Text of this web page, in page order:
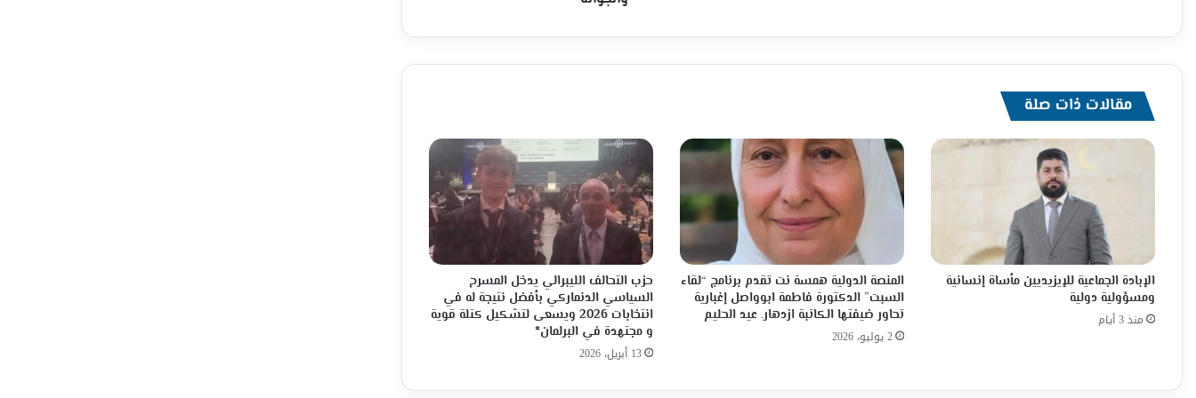
الإعلام
التطوعية
مقالات ذات صلة
الإبادة الجماعية للإيزيديين مأساة إنسانية
ومسؤولية دولية
منذ 3 أيام
المنصة الدولية همسة نت تقدم برنامج “لقاء
السبت” الدكتورة فاطمة ابوواصل إغبارية
تحاور ضيفتها الكاتبة ازدهار. عيد الحليم
2 يوليو، 2026
حزب التحالف الليبرالي يدخل المسرح
السياسي الدنماركي بأفضل نتيجة له في
انتخابات 2026 ويسعى لتشكيل كتلة قوية
و مجتهدة في البرلمان*
13 أبريل، 2026